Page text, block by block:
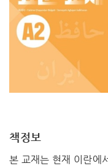
책정보
본 교재는 현재 이란에